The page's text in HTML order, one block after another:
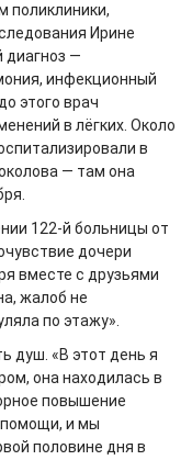
поликлиники,
Ирине
диагноз —
инфекционный
этого врач
в лёгких. Около
в
— там она
122-й больницы от
дочери
вместе с друзьями
жалоб не
по этажу».
душ. «В этот день я
она находилась в
повышение
помощи, и мы
половине дня в